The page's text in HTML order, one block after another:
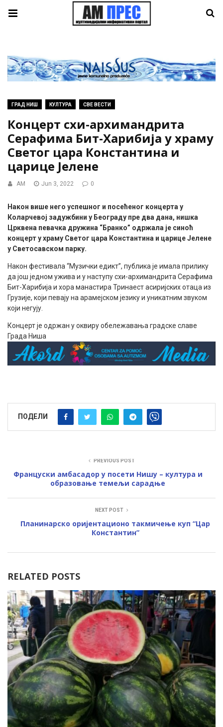
ГРАД НИШ КУЛТУРА СВЕ ВЕСТИ
Концерт схи-архимандрита
Серафима Бит-Харибија у храму
Светог цара Константина и
царице Јелене
AM Jun 3, 2022 0
Након више него успешног и посећеног концерта у
Коларчевој задужбини у Београду пре два дана, нишка
Црквена певачка дружина “Бранко” одржала је синоћ
концерт у храму Светог цара Константина и царице Јелене
у Светосавском парку.
Након фестивала “Музички едикт”, публика је имала прилику
да још једном ужива и у наступу схи-архимандрита Серафима
Бит-Харибија и хора манастира Тринаест асиријских отаца из
Грузије, који певају на арамејском језику и уникатним звуком
који негују.
Концерт је одржан у оквиру обележавања градске славе
Града Ниша
ПОДЕЛИ
PREVIOUS POST
Француски амбасадор у посети Нишу – култура и
образовање темељи сарадње
NEXT POST
Планинарско оријентационо такмичење куп “Цар
Константин”
RELATED POSTS